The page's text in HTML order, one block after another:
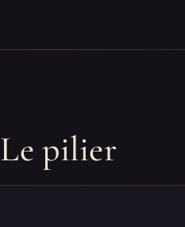
Le pilier